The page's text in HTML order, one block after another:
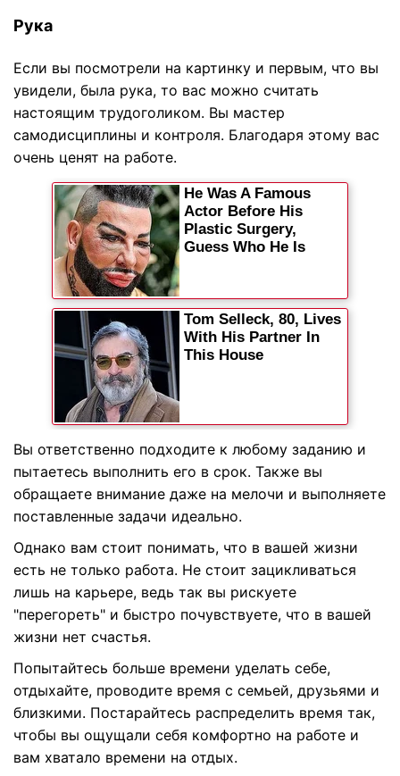
Рука
Если вы посмотрели на картинку и первым, что вы
увидели, была рука, то вас можно считать
настоящим трудоголиком. Вы мастер
самодисциплины и контроля. Благодаря этому вас
очень ценят на работе.
Вы ответственно подходите к любому заданию и
пытаетесь выполнить его в срок. Также вы
обращаете внимание даже на мелочи и выполняете
поставленные задачи идеально.
Однако вам стоит понимать, что в вашей жизни
есть не только работа. Не стоит зацикливаться
лишь на карьере, ведь так вы рискуете
"перегореть" и быстро почувствуете, что в вашей
жизни нет счастья.
Попытайтесь больше времени уделать себе,
отдыхайте, проводите время с семьей, друзьями и
близкими. Постарайтесь распределить время так,
чтобы вы ощущали себя комфортно на работе и
вам хватало времени на отдых.